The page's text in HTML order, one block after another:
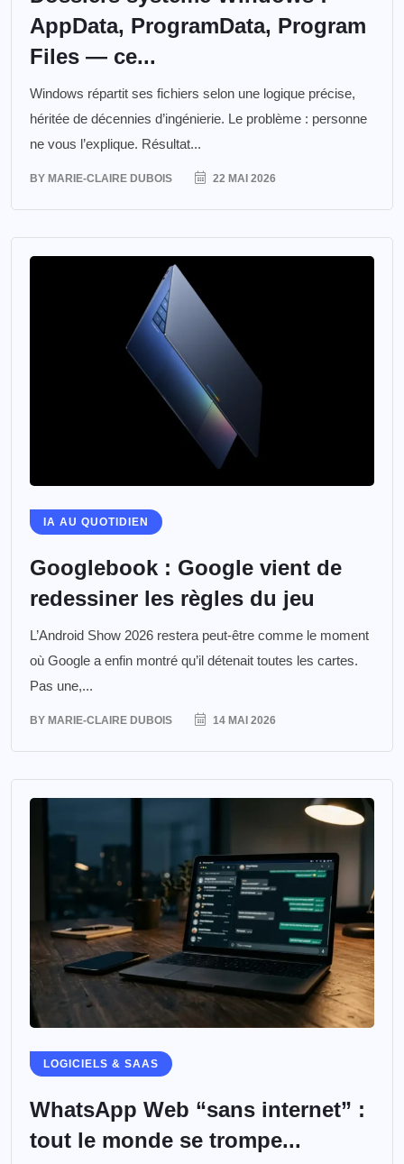
AppData, ProgramData, Program
Files — ce...
Windows répartit ses fichiers selon une logique précise,
héritée de décennies d’ingénierie. Le problème : personne
ne vous l’explique. Résultat...
BY MARIE-CLAIRE DUBOIS 22 MAI 2026
IA AU QUOTIDIEN
Googlebook : Google vient de
redessiner les règles du jeu
L’Android Show 2026 restera peut-être comme le moment
où Google a enfin montré qu’il détenait toutes les cartes.
Pas une,...
BY MARIE-CLAIRE DUBOIS 14 MAI 2026
LOGICIELS & SAAS
WhatsApp Web “sans internet” :
tout le monde se trompe...